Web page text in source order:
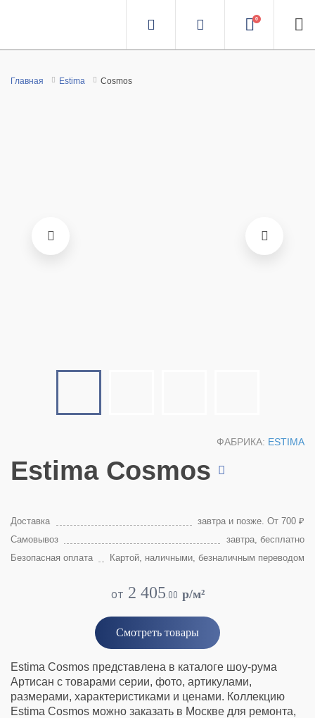
0
Главная Estima Cosmos
ФАБРИКА: ESTIMA
Estima Cosmos
Доставка
завтра и позже. От 700 ₽
Самовывоз
завтра, бесплатно
Безопасная оплата
Картой, наличными, безналичным переводом
от 2 405 00 p/м²
Смотреть товары
Estima Cosmos представлена в каталоге шоу-рума
Артисан с товарами серии, фото, артикулами,
размерами, характеристиками и ценами. Коллекцию
Estima Cosmos можно заказать в Москве для ремонта,